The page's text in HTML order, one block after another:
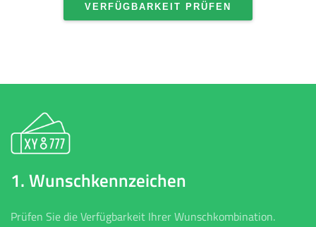
VERFÜGBARKEIT PRÜFEN
1. Wunschkennzeichen
Prüfen Sie die Verfügbarkeit Ihrer Wunschkombination.